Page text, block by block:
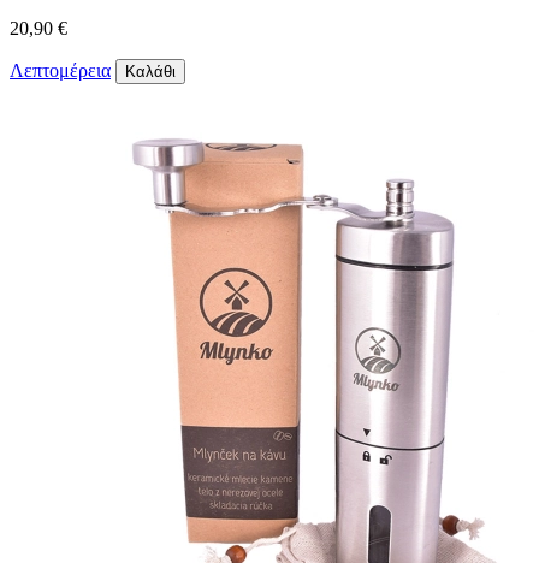
20,90 €
Λεπτομέρεια Καλάθι